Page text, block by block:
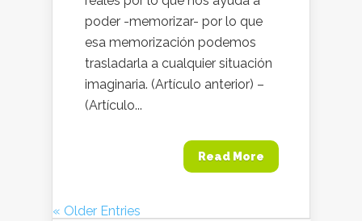
poder -memorizar- por lo que
esa memorización podemos
trasladarla a cualquier situación
imaginaria. (Artículo anterior) –
(Artículo...
Read More
« Older Entries